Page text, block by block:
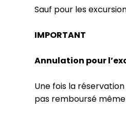
Sauf pour les
IMPORTANT
Annulation pour
Une fois la
pas remboursé